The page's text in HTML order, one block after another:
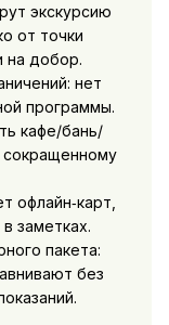
экскурсию
от точки
на добор.
нет
программы.
кафе/бань/
офлайн‑карт,
заметках.
пакета:
без